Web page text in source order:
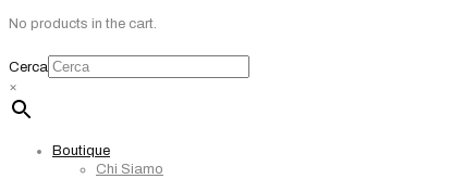
No products in the cart.
Cerca
×
Boutique
Chi Siamo